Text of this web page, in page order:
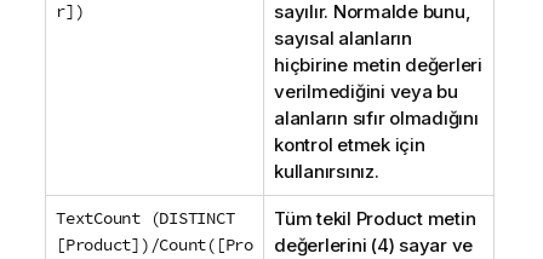
r])
sayılır. Normalde bunu,
sayısal alanların
hiçbirine metin değerleri
verilmediğini veya bu
alanların sıfır olmadığını
kontrol etmek için
kullanırsınız.
TextCount (DISTINCT
[Product])/Count([Pro
Tüm tekil Productmetin
değerlerini (4) sayar ve